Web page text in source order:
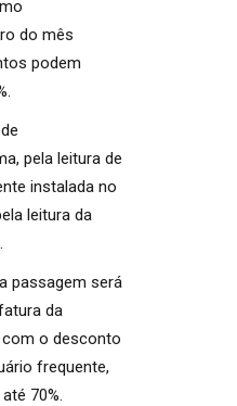
do mês
podem
pela leitura de
instalada no
leitura da
passagem será
da
com o desconto
frequente,
70%.